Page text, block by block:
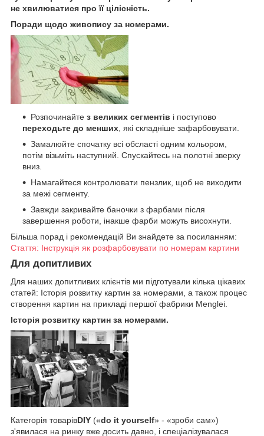
не хвилюватися про її цілісність.
Поради щодо живопису за номерами.
Розпочинайте з великих сегментів і поступово
переходьте до менших , які складніше зафарбовувати.
Замалюйте спочатку всі обсласті одним кольором,
потім візьміть наступний. Спускайтесь на полотні зверху
вниз.
Намагайтеся контролювати пензлик, щоб не виходити
за межі сегменту.
Завжди закривайте баночки з фарбами після
завершення роботи, інакше фарби можуть висохнути.
Більша порад і рекомендацій Ви знайдете за посиланням:
Стаття: Інструкція як розфарбовувати по номерам картини
Для допитливих
Для наших допитливих клієнтів ми підготували кілька цікавих
статей: Історія розвитку картин за номерами, а також процес
створення картин на прикладі першої фабрики Menglei.
Історія розвитку картин за номерами.
Категорія товарівDIY («do it yourself» - «зроби сам»)
з'явилася на ринку вже досить давно, і спеціалізувалася